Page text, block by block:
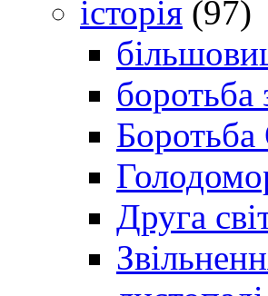
історія (97)
боротьба
Друга